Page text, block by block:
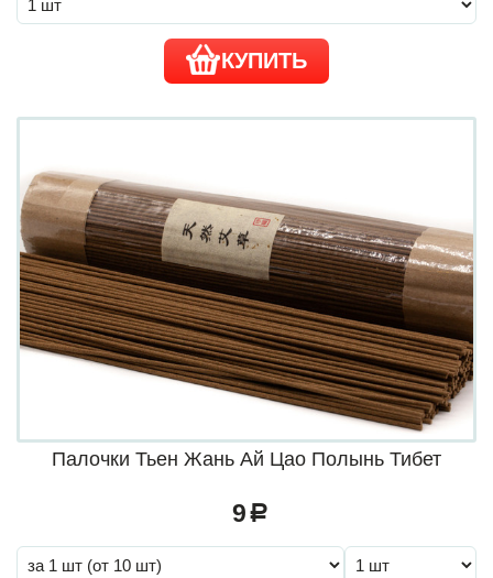
КУПИТЬ
Палочки Тьен Жань Ай Цао Полынь Тибет
9 a